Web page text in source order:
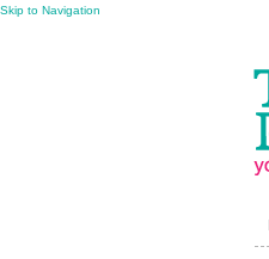
Skip to Navigation